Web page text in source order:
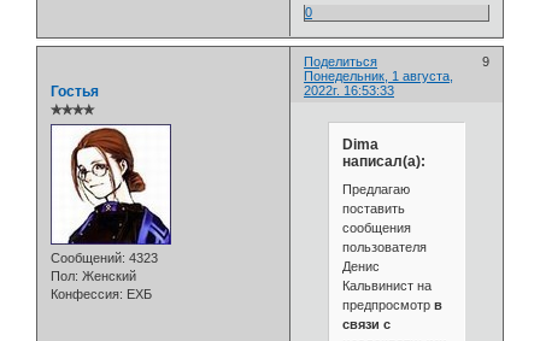
0
Поделиться
9
Понедельник, 1 августа,
2022г. 16:53:33
Гостья
✯✯✯✯
Сообщений: 4323
Пол: Женский
Конфессия: ЕХБ
Dima
написал(а):
Предлагаю
поставить
сообщения
пользователя
Денис
Кальвинист на
предпросмотр в
связи с